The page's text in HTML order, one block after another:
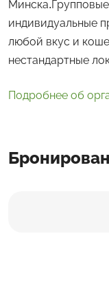
индивидуальные
любой вкус и
нестандартные
Подробнее об